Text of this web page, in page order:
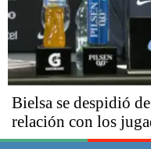
Bielsa se despidió
relación con los